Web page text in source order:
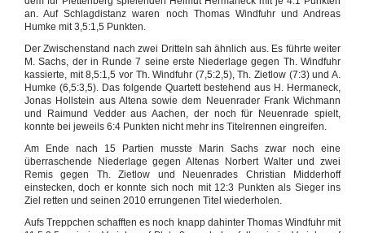
an. Auf Schlagdistanz waren noch Thomas Windfuhr und Andreas
Humke mit 3,5:1,5 Punkten.
Der Zwischenstand nach zwei Dritteln sah ähnlich aus. Es führte weiter
M. Sachs, der in Runde 7 seine erste Niederlage gegen Th. Windfuhr
kassierte, mit 8,5:1,5 vor Th. Windfuhr (7,5:2,5), Th. Zietlow (7:3) und A.
Humke (6,5:3,5). Das folgende Quartett bestehend aus H. Hermaneck,
Jonas Hollstein aus Altena sowie dem Neuenrader Frank Wichmann
und Raimund Vedder aus Aachen, der noch für Neuenrade spielt,
konnte bei jeweils 6:4 Punkten nicht mehr ins Titelrennen eingreifen.
Am Ende nach 15 Partien musste Marin Sachs zwar noch eine
überraschende Niederlage gegen Altenas Norbert Walter und zwei
Remis gegen Th. Zietlow und Neuenrades Christian Midderhoff
einstecken, doch er konnte sich noch mit 12:3 Punkten als Sieger ins
Ziel retten und seinen 2010 errungenen Titel wiederholen.
Aufs Treppchen schafften es noch knapp dahinter Thomas Windfuhr mit